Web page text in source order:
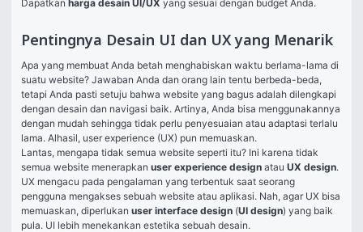
Dapatkan harga desain UI/UX yang sesuai dengan budget Anda.
Pentingnya Desain UI dan UX yang Menarik
Apa yang membuat Anda betah menghabiskan waktu berlama-lama di
suatu website? Jawaban Anda dan orang lain tentu berbeda-beda,
tetapi Anda pasti setuju bahwa website yang bagus adalah dilengkapi
dengan desain dan navigasi baik. Artinya, Anda bisa menggunakannya
dengan mudah sehingga tidak perlu penyesuaian atau adaptasi terlalu
lama. Alhasil, user experience (UX) pun memuaskan.
Lantas, mengapa tidak semua website seperti itu? Ini karena tidak
semua website menerapkan user experience design atau UX design.
UX mengacu pada pengalaman yang terbentuk saat seorang
pengguna mengakses sebuah website atau aplikasi. Nah, agar UX bisa
memuaskan, diperlukan user interface design (UI design) yang baik
pula. UI lebih menekankan estetika sebuah desain.